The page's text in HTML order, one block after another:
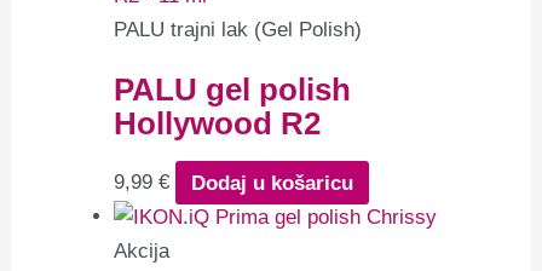
PALU trajni lak (Gel Polish)
PALU gel polish
Hollywood R2
9,99€ Dodaj u košaricu
Akcija